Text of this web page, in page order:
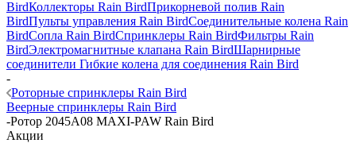
BirdКоллекторы Rain BirdПрикорневой полив Rain
BirdПульты управления Rain BirdСоединительные колена Rain
BirdСопла Rain BirdСпринклеры Rain BirdФильтры Rain
BirdЭлектромагнитные клапана Rain BirdШарнирные
соединители Гибкие колена для соединения Rain Bird
-
Роторные спринклеры Rain Bird
Веерные спринклеры Rain Bird
-Ротор 2045A08 MAXI-PAW Rain Bird
Акции